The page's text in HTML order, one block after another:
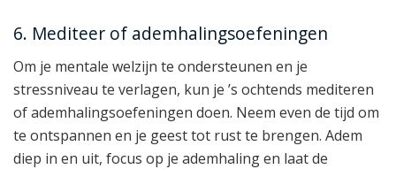
6. Mediteer of ademhalingsoefeningen
Om je mentale welzijn te ondersteunen en je
stressniveau te verlagen, kun je ’s ochtends mediteren
of ademhalingsoefeningen doen. Neem even de tijd om
te ontspannen en je geest tot rust te brengen. Adem
diep in en uit, focus op je ademhaling en laat de